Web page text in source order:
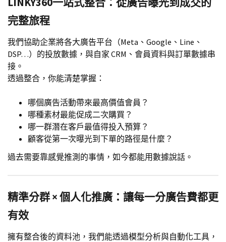
完整旅程
我們協助企業將各大廣告平台（Meta、Google、Line、
DSP…）的投放數據，與自家 CRM、會員資料與訂單數據串
接。
透過整合，你能清楚掌握：
哪個廣告活動帶來最高價值會員？
哪種素材最能促成二次購買？
哪一群潛在客戶最值得投入預算？
顧客從第一次曝光到下單的路徑是什麼？
過去需要靠感覺推測的事情，如今都能用數據說話。
精準分群 × 個人化推廣：讓每一分廣告費都更
有效
擁有整合後的資料池，我們能透過模型分析與自動化工具，